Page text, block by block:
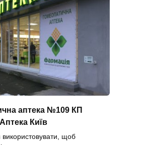
аптека №109 КП
Київ
використовувати, щоб